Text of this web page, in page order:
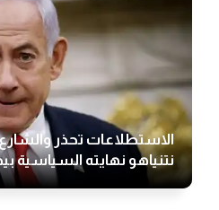
الاستطلاعات تحذر
نتنياهو نهايته السياسية